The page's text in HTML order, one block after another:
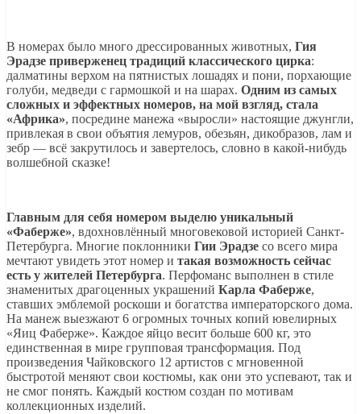
В номерах было много дрессированных животных, Гия
Эрадзе приверженец традиций классического цирка:
далматины верхом на пятнистых лошадях и пони, порхающие
голуби, медведи с гармошкой и на шарах. Одним из самых
сложных и эффектных номеров, на мой взгляд, стала
«Африка», посредине манежа «выросли» настоящие джунгли,
привлекая в свои объятия лемуров, обезьян, дикобразов, лам и
зебр — всё закрутилось и завертелось, словно в какой-нибудь
волшебной сказке!
Главным для себя номером выделю уникальный
«Фаберже», вдохновлённый многовековой историей Санкт-
Петербурга. Многие поклонники Гии Эрадзе со всего мира
мечтают увидеть этот номер и такая возможность сейчас
есть у жителей Петербурга. Перфоманс выполнен в стиле
знаменитых драгоценных украшений Карла Фаберже,
ставших эмблемой роскоши и богатства императорского дома.
На манеж выезжают 6 огромных точных копий ювелирных
«Яиц Фаберже». Каждое яйцо весит больше 600 кг, это
единственная в мире групповая трансформация. Под
произведения Чайковского 12 артистов с мгновенной
быстротой меняют свои костюмы, как они это успевают, так и
не смог понять. Каждый костюм создан по мотивам
коллекционных изделий.